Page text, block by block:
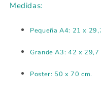
Medidas:
Pequeña A4: 21 x
Grande A3: 42 x 29,7
Poster: 50 x 70 cm.